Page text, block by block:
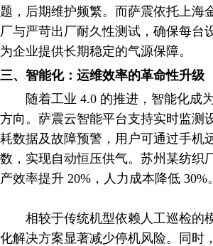
题，后期维护频繁。而萨震依托上海
厂与严苛出厂耐久性测试，确保每台
为企业提供长期稳定的气源保障。
三、智能化：运维效率的革命性升级
随着工业 4.0 的推进，智能化成
方向。萨震云智能平台支持实时监测
耗数据及故障预警，用户可通过手机
数，实现自动恒压供气。苏州某纺织
产效率提升 20%，人力成本降低 30%。
相较于传统机型依赖人工巡检的
化解决方案显著减少停机风险。同时